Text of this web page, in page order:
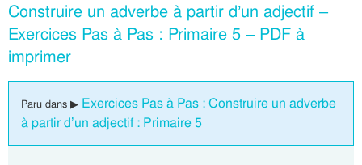
Construire un adverbe à partir d’un adjectif –
Exercices Pas à Pas : Primaire 5 – PDF à
imprimer
Paru dans ▶ Exercices Pas à Pas : Construire un adverbe
à partir d’un adjectif : Primaire 5